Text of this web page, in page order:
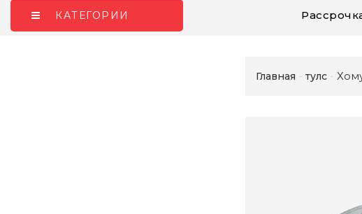
КАТЕГОРИИ
Главная тулс